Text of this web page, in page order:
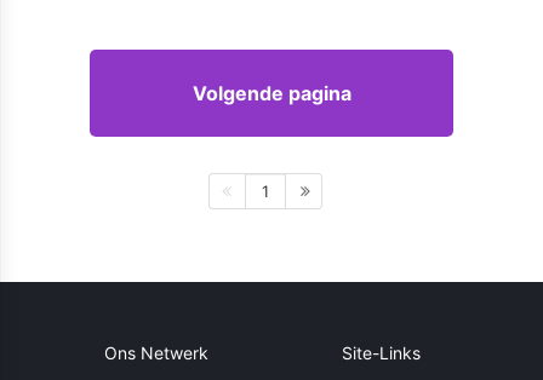
Volgende pagina
1
Ons Netwerk Site-Links